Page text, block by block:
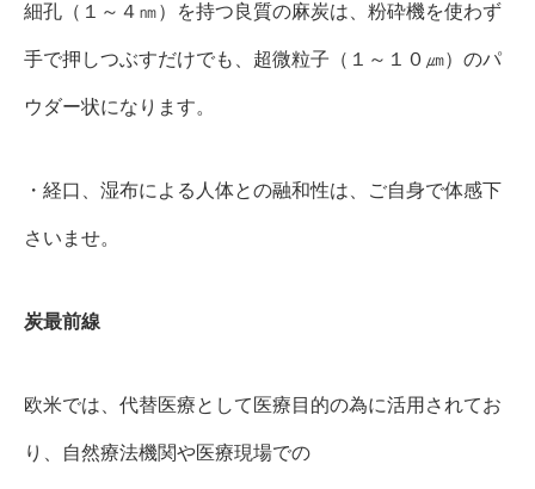
細孔（１～４㎚）を持つ良質の麻炭は、粉砕機を使わず
手で押しつぶすだけでも、超微粒子（１～１０㎛）のパ
ウダー状になります。
・経口、湿布による人体との融和性は、ご自身で体感下
さいませ。
炭最前線
欧米では、代替医療として医療目的の為に活用されてお
り、自然療法機関や医療現場での